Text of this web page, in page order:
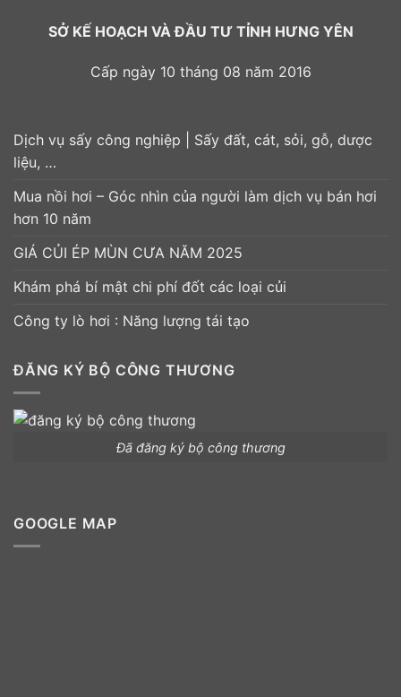
SỞ KẾ HOẠCH VÀ ĐẦU TƯ TỈNH HƯNG YÊN
Cấp ngày 10 tháng 08 năm 2016
Dịch vụ sấy công nghiệp | Sấy đất, cát, sỏi, gỗ, dược
liệu, …
Mua nồi hơi – Góc nhìn của người làm dịch vụ bán hơi
hơn 10 năm
GIÁ CỦI ÉP MÙN CƯA NĂM 2025
Khám phá bí mật chi phí đốt các loại củi
Công ty lò hơi : Năng lượng tái tạo
ĐĂNG KÝ BỘ CÔNG THƯƠNG
Đã đăng ký bộ công thương
GOOGLE MAP